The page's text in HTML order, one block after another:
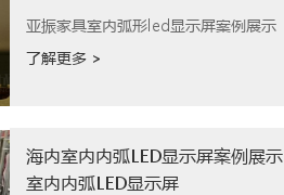
亚振家具室内弧形led显示屏案例展示
了解更多 >
海内室内内弧LED显示屏案例展示
室内内弧LED显示屏